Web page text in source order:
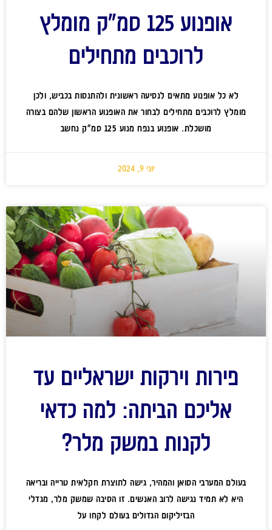
אופנוע 125 סמ"ק מומלץ
לרוכבים מתחילים
לא כל אופנוע מתאים לנסיעה ראשונית ולהתנסות בכביש, ולכן
מומלץ לרוכבים מתחילים לבחור את האופנוע הראשון שלהם בצורה
מושכלת. אופנוע בנפח מנוע 125 סמ"ק נחשב
יוני 9, 2024
פירות וירקות ישראליים עד
אליכם הביתה: למה כדאי
לקנות במשק מלר?
בעולם המערבי הסואן והמהיר, גישה לתוצרת חקלאית טרייה ובריאה
היא לא תמיד נגישה לרוב האנשים. זו הסיבה שמשק מלר, מגדלי
הבזיליקום הגדולים בעולם לקחו על